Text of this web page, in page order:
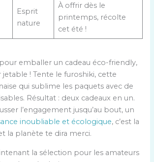
Esprit
nature
À offrir dès le
printemps, récolte
cet été !
emballer un cadeau éco-friendly,
! Tente le furoshiki, cette
qui sublime les paquets avec de
Résultat : deux cadeaux en un.
l’engagement jusqu’au bout, un
inoubliable et écologique, c’est la
la planète te dira merci.
la sélection pour les amateurs